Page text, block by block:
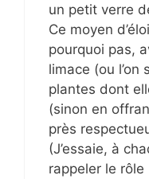
un petit verre
Ce moyen
pourquoi pas,
limace (ou l’on
plantes dont
(sinon en
près
(J’essaie, à
rappeler le